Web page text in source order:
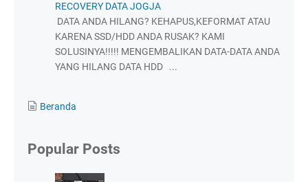
RECOVERY DATA JOGJA
DATA ANDA HILANG? KEHAPUS,KEFORMAT ATAU
KARENA SSD/HDD ANDA RUSAK? KAMI
SOLUSINYA!!!!! MENGEMBALIKAN DATA-DATA ANDA
YANG HILANG DATA HDD ...
Beranda
Popular Posts